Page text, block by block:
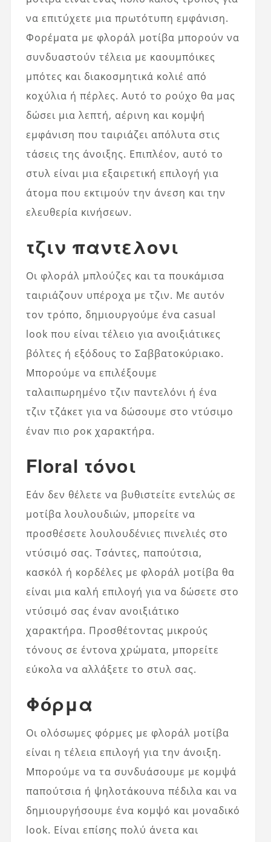
να επιτύχετε μια πρωτότυπη εμφάνιση.
Φορέματα με φλοράλ μοτίβα μπορούν να
συνδυαστούν τέλεια με καουμπόικες
μπότες και διακοσμητικά κολιέ από
κοχύλια ή πέρλες. Αυτό το ρούχο θα μας
δώσει μια λεπτή, αέρινη και κομψή
εμφάνιση που ταιριάζει απόλυτα στις
τάσεις της άνοιξης. Επιπλέον, αυτό το
στυλ είναι μια εξαιρετική επιλογή για
άτομα που εκτιμούν την άνεση και την
ελευθερία κινήσεων.
τζιν παντελονι
Οι φλοράλ μπλούζες και τα πουκάμισα
ταιριάζουν υπέροχα με τζιν. Με αυτόν
τον τρόπο, δημιουργούμε ένα casual
look που είναι τέλειο για ανοιξιάτικες
βόλτες ή εξόδους το Σαββατοκύριακο.
Μπορούμε να επιλέξουμε
ταλαιπωρημένο τζιν παντελόνι ή ένα
τζιν τζάκετ για να δώσουμε στο ντύσιμο
έναν πιο ροκ χαρακτήρα.
Floral τόνοι
Εάν δεν θέλετε να βυθιστείτε εντελώς σε
μοτίβα λουλουδιών, μπορείτε να
προσθέσετε λουλουδένιες πινελιές στο
ντύσιμό σας. Τσάντες, παπούτσια,
κασκόλ ή κορδέλες με φλοράλ μοτίβα θα
είναι μια καλή επιλογή για να δώσετε στο
ντύσιμό σας έναν ανοιξιάτικο
χαρακτήρα. Προσθέτοντας μικρούς
τόνους σε έντονα χρώματα, μπορείτε
εύκολα να αλλάξετε το στυλ σας.
Φόρμα
Οι ολόσωμες φόρμες με φλοράλ μοτίβα
είναι η τέλεια επιλογή για την άνοιξη.
Μπορούμε να τα συνδυάσουμε με κομψά
παπούτσια ή ψηλοτάκουνα πέδιλα και να
δημιουργήσουμε ένα κομψό και μοναδικό
look. Είναι επίσης πολύ άνετα και